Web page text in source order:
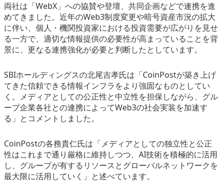
両社は「WebX」への協賛や登壇、共同企画などで連携を進
めてきました。近年のWeb3制度変更や暗号資産市況の拡大
に伴い、個人・機関投資家における投資需要が広がりを見せ
る一方で、適切な情報提供の必要性が高まっていることを背
景に、更なる連携強化が必要と判断したとしています。
SBIホールディングスの北尾吉孝氏は「CoinPostが築き上げ
てきた信頼できる情報インフラをより強固なものとしてい
く。メディアとしての公正性と中立性を担保しながら、グル
ープ企業各社との連携によってWeb3の社会実装を加速す
る」とコメントしました。
CoinPostの各務貴仁氏は「メディアとしての独立性と公正
性はこれまで通り厳格に維持しつつ、AI技術を積極的に活用
し、グループが有するリソースとグローバルネットワークを
最大限に活用していく」と述べています。